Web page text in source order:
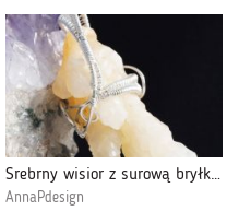
Srebrny wisior z surową bryłką kalcytu
AnnaPdesign